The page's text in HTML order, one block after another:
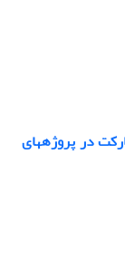
بررسی و تحلیل میزان تمایل کشاورزان به مشارکت در پروژه‎های